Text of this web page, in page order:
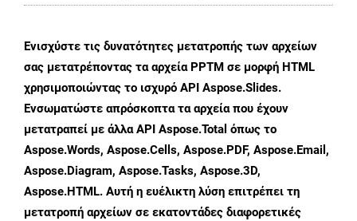
Ενισχύστε τις δυνατότητες μετατροπής των αρχείων
σας μετατρέποντας τα αρχεία PPTM σε μορφή HTML
χρησιμοποιώντας το ισχυρό API Aspose.Slides.
Ενσωματώστε απρόσκοπτα τα αρχεία που έχουν
μετατραπεί με άλλα API Aspose.Total όπως το
Aspose.Words, Aspose.Cells, Aspose.PDF, Aspose.Email,
Aspose.Diagram, Aspose.Tasks, Aspose.3D,
Aspose.HTML. Αυτή η ευέλικτη λύση επιτρέπει τη
μετατροπή αρχείων σε εκατοντάδες διαφορετικές